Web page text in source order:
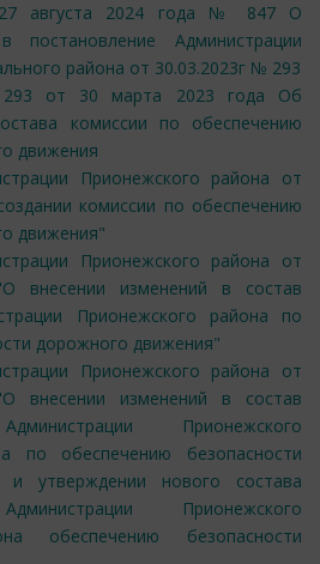
августа 2024 года № 847 О
постановление Администрации
района от 30.03.2023г № 293
от 30 марта 2023 года Об
комиссии по обеспечению
движения
Прионежского района от
комиссии по обеспечению
движения"
Прионежского района от
внесении изменений в состав
Прионежского района по
дорожного движения"
Прионежского района от
внесении изменений в состав
Прионежского
по обеспечению безопасности
и утверждении нового состава
Прионежского
обеспечению безопасности